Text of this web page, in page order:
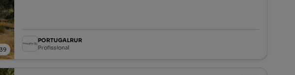
39
PORTUGALRUR
Profissional